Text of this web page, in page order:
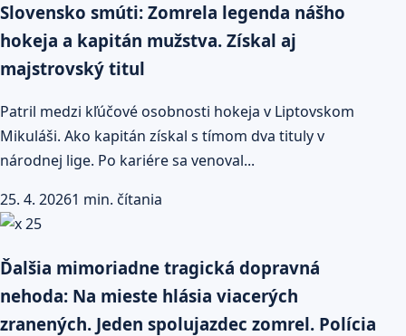
Slovensko smúti: Zomrela legenda nášho
hokeja a kapitán mužstva. Získal aj
majstrovský titul
Patril medzi kľúčové osobnosti hokeja v Liptovskom
Mikuláši. Ako kapitán získal s tímom dva tituly v
národnej lige. Po kariére sa venoval...
25. 4. 20261 min. čítania
Ďalšia mimoriadne tragická dopravná
nehoda: Na mieste hlásia viacerých
zranených. Jeden spolujazdec zomrel. Polícia